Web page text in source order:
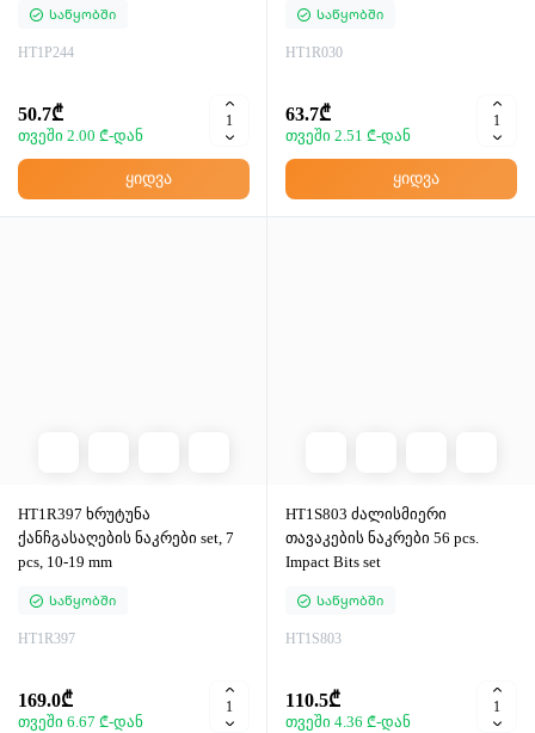
Საწყობში
HT1P244
50.7₾
თვეში 2.00 ₾-დან
ყიდვა
Საწყობში
HT1R030
63.7₾
თვეში 2.51 ₾-დან
ყიდვა
HT1R397 ხრუტუნა
ქანჩგასაღების ნაკრები set, 7
pcs, 10-19 mm
Საწყობში
HT1R397
169.0₾
თვეში 6.67 ₾-დან
HT1S803 ძალისმიერი
თავაკების ნაკრები 56 pcs.
Impact Bits set
Საწყობში
HT1S803
110.5₾
თვეში 4.36 ₾-დან